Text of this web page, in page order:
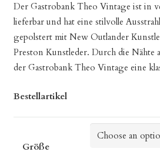
Der Gastrobank Theo Vintage ist in
lieferbar und hat eine stilvolle
gepolstert mit New Outlander
Preston Kunstleder. Durch die Nähte
der Gastrobank Theo Vintage eine
Bestellartikel
Größe